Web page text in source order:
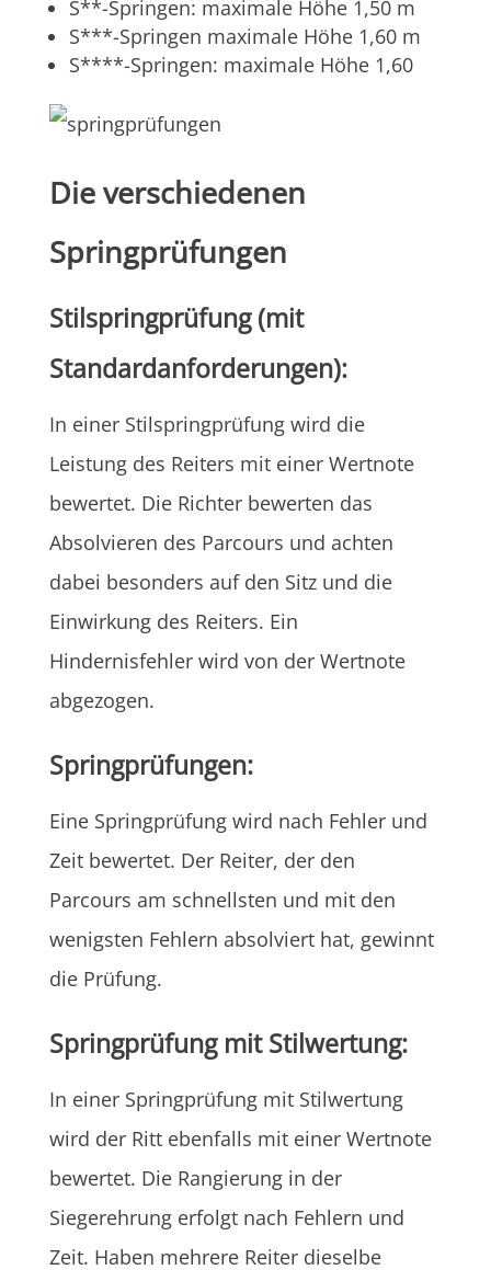
S**-Springen: maximale Höhe 1,50 m
S***-Springen maximale Höhe 1,60 m
S****-Springen: maximale Höhe 1,60
Die verschiedenen
Springprüfungen
Stilspringprüfung (mit
Standardanforderungen):
In einer Stilspringprüfung wird die
Leistung des Reiters mit einer Wertnote
bewertet. Die Richter bewerten das
Absolvieren des Parcours und achten
dabei besonders auf den Sitz und die
Einwirkung des Reiters. Ein
Hindernisfehler wird von der Wertnote
abgezogen.
Springprüfungen:
Eine Springprüfung wird nach Fehler und
Zeit bewertet. Der Reiter, der den
Parcours am schnellsten und mit den
wenigsten Fehlern absolviert hat, gewinnt
die Prüfung.
Springprüfung mit Stilwertung:
In einer Springprüfung mit Stilwertung
wird der Ritt ebenfalls mit einer Wertnote
bewertet. Die Rangierung in der
Siegerehrung erfolgt nach Fehlern und
Zeit. Haben mehrere Reiter dieselbe